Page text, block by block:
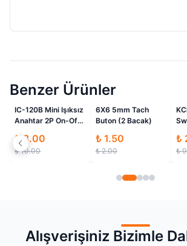
Benzer Ürünler
İndirimli
6X6 5mm Tach
Buton (2 Bacak)
₺ 1.50
₺ 2.00
İndirimli
KCD 101 Mini
Switch (Anahtar) -
₺ 2.90
₺ 9.00
IC-
₺
₺
Alışverişiniz Bizimle